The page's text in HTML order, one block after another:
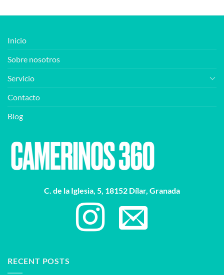
Inicio
Sobre nosotros
Servicio
Contacto
Blog
C. de la Iglesia, 5, 18152 Dílar, Granada
RECENT POSTS